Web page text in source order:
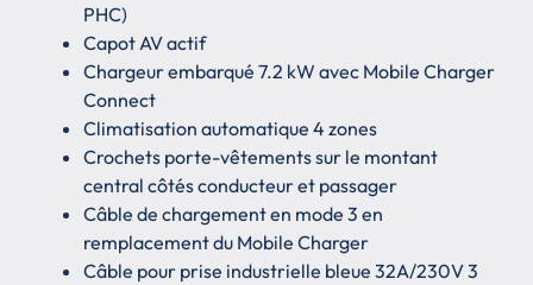
PHC)
Capot AV actif
Chargeur embarqué 7.2 kW avec Mobile Charger
Connect
Climatisation automatique 4 zones
Crochets porte-vêtements sur le montant
central côtés conducteur et passager
Câble de chargement en mode 3 en
remplacement du Mobile Charger
Câble pour prise industrielle bleue 32A/230V 3